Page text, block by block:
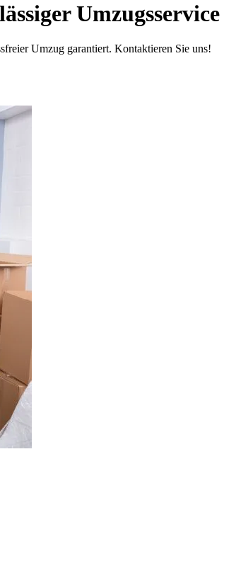
Umzugsservice
Umzug garantiert. Kontaktieren Sie uns!